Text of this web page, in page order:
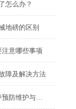
怎么办？
地磅的区别
意哪些事项
障及解决方法
液化丙烷气体充装秤预防维护与校准